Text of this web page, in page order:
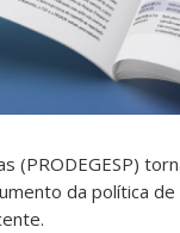
da política